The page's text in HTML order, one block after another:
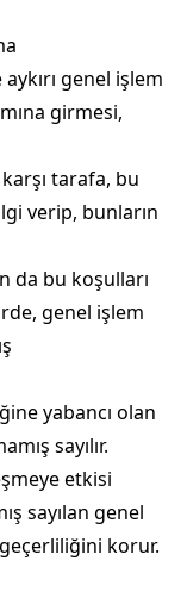
genel işlem
girmesi,
tarafa, bu
verip, bunların
da bu koşulları
genel işlem
yabancı olan
sayılır.
etkisi
sayılan genel
korur.